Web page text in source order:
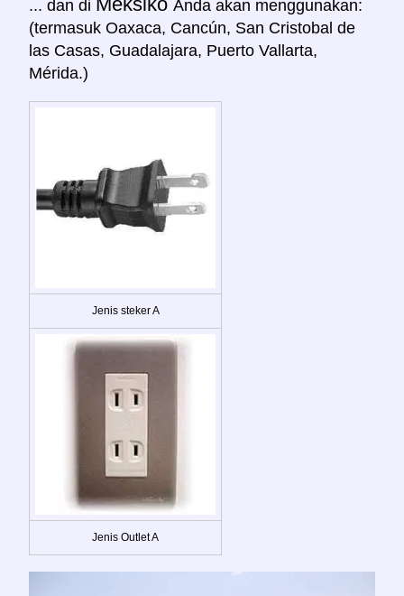
... dan di
Anda akan menggunakan:
(termasuk Oaxaca, Cancún, San Cristobal de
las Casas, Guadalajara, Puerto Vallarta,
Mérida.)
Jenis steker A
Jenis Outlet A